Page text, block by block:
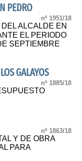
PEDRO
nº 1951/18
ALCALDE EN
EL PERIODO
SEPTIEMBRE
GALAYOS
nº 1885/18
nº 1863/18
Y DE OBRA
PARA